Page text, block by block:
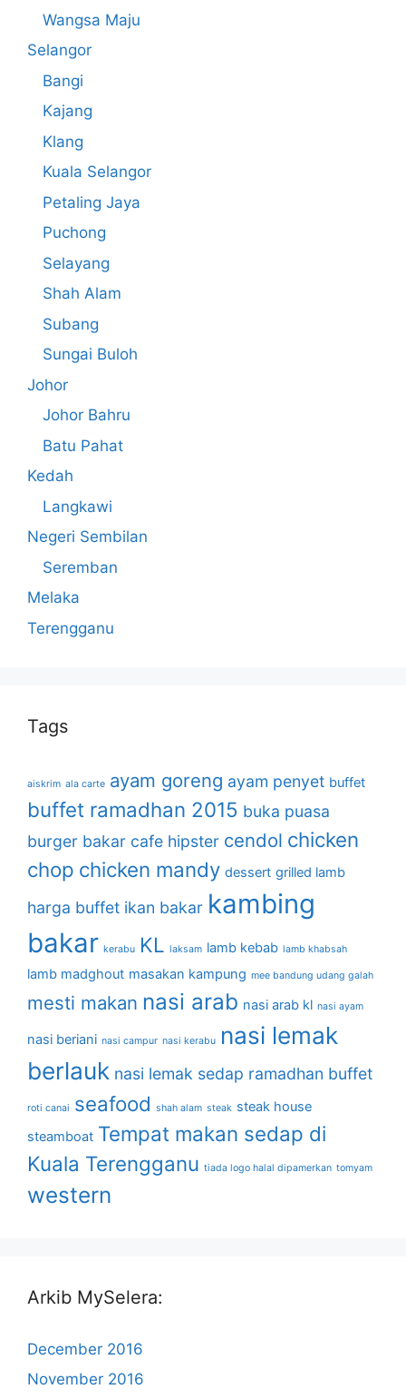
Wangsa Maju
Selangor
Bangi
Kajang
Klang
Kuala Selangor
Petaling Jaya
Puchong
Selayang
Shah Alam
Subang
Sungai Buloh
Johor
Johor Bahru
Batu Pahat
Kedah
Langkawi
Negeri Sembilan
Seremban
Melaka
Terengganu
Tags
aiskrim ala carte ayam goreng ayam penyet buffet
buffet ramadhan 2015 buka puasa
burger bakar cafe hipster cendol chicken
chop chicken mandy dessert grilled lamb
harga buffet ikan bakar kambing
bakar kerabu KL laksam lamb kebab lamb khabsah
lamb madghout masakan kampung mee bandung udang galah
mesti makan nasi arab nasi arab kl nasi ayam
nasi beriani nasi campur nasi kerabu nasi lemak
berlauk nasi lemak sedap ramadhan buffet
roti canai seafood shah alam steak steak house
steamboat Tempat makan sedap di
Kuala Terengganu tiada logo halal dipamerkan tomyam
western
Arkib MySelera:
December 2016
November 2016